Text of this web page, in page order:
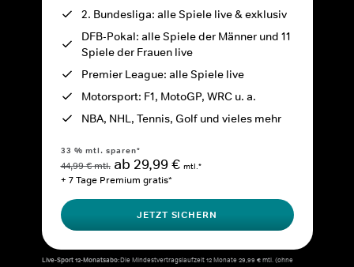
2. Bundesliga: alle Spiele live & exklusiv
DFB-Pokal: alle Spiele der Männer und 11
Spiele der Frauen live
Premier League: alle Spiele live
Motorsport: F1, MotoGP, WRC u. a.
NBA, NHL, Tennis, Golf und vieles mehr
33 % mtl. sparen*
44,99 € mtl. ab 29,99 € mtl.*
+ 7 Tage Premium gratis*
JETZT SICHERN
Live-Sport 12-Monatsabo:Die Mindestvertragslaufzeit 12 Monate 29,99 € mtl. (ohne